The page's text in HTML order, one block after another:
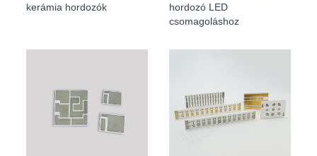
kerámia hordozók
hordozó LED
csomagoláshoz